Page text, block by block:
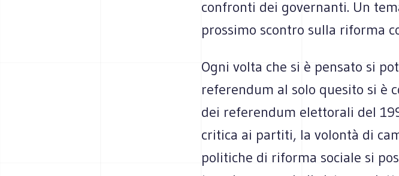
confronti dei governanti. Un
prossimo scontro sulla riforma
Ogni volta che si è pensato si
referendum al solo quesito si è
dei referendum elettorali del
critica ai partiti, la volontà di
politiche di riforma sociale si